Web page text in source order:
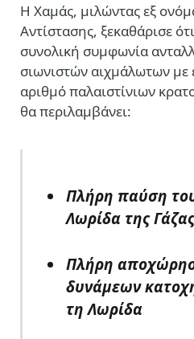
Η Χαμάς, μιλώντας εξ
Αντίστασης, ξεκαθάρισε
συνολική συμφωνία
σιωνιστών αιχμάλωτων
αριθμό παλαιστίνιων
θα περιλαμβάνει:
Πλήρη παύση
Λωρίδα της Γάζας
Πλήρη
δυνάμεων
τη Λωρίδα